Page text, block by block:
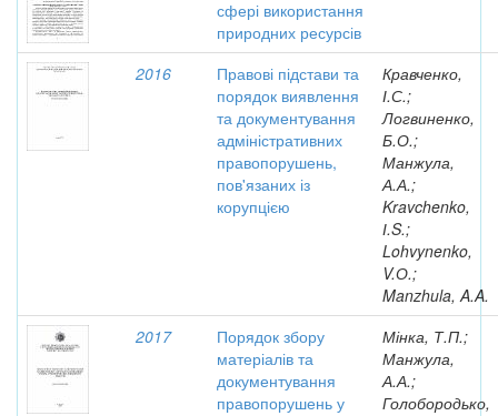
сфері використання
природних ресурсів
2016
Правові підстави та
порядок виявлення
та документування
адміністративних
правопорушень,
пов'язаних із
корупцією
Кравченко,
І.С.;
Логвиненко,
Б.О.;
Манжула,
А.А.;
Kravchenko,
І.S.;
Lohvynenko,
V.О.;
Manzhula, A.A.
2017
Порядок збору
матеріалів та
документування
правопорушень у
Мінка, Т.П.;
Манжула,
А.А.;
Голобородько,